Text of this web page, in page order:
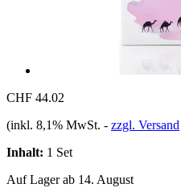
CHF 44.02
(inkl. 8,1% MwSt. - zzgl. Versand
Inhalt: 1 Set
Auf Lager ab 14. August